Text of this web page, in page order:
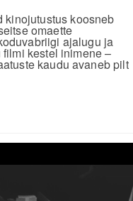
kinojutustus koosneb
omaette
ajalugu ja
kestel inimene –
kaudu avaneb pilt